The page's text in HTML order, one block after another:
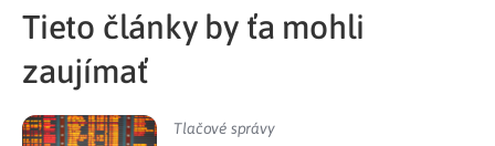
Tieto články by ťa mohli
zaujímať
Tlačové správy